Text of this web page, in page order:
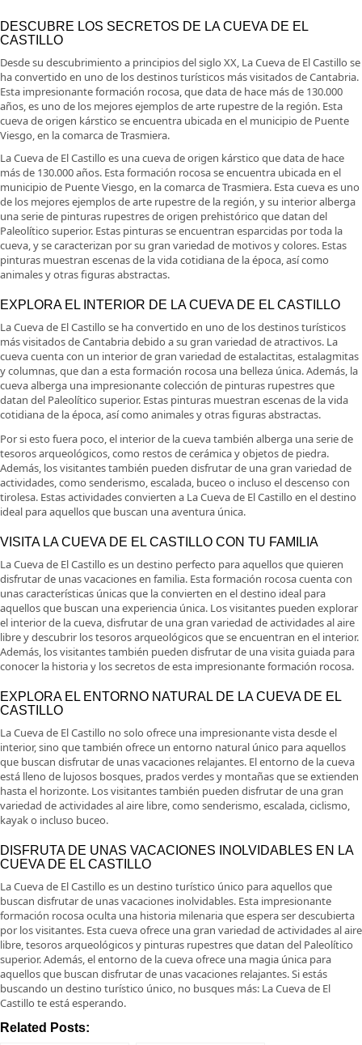
DESCUBRE LOS SECRETOS DE LA CUEVA DE EL
CASTILLO
Desde su descubrimiento a principios del siglo XX, La Cueva de El Castillo se
ha convertido en uno de los destinos turísticos más visitados de Cantabria.
Esta impresionante formación rocosa, que data de hace más de 130.000
años, es uno de los mejores ejemplos de arte rupestre de la región. Esta
cueva de origen kárstico se encuentra ubicada en el municipio de Puente
Viesgo, en la comarca de Trasmiera.
La Cueva de El Castillo es una cueva de origen kárstico que data de hace
más de 130.000 años. Esta formación rocosa se encuentra ubicada en el
municipio de Puente Viesgo, en la comarca de Trasmiera. Esta cueva es uno
de los mejores ejemplos de arte rupestre de la región, y su interior alberga
una serie de pinturas rupestres de origen prehistórico que datan del
Paleolítico superior. Estas pinturas se encuentran esparcidas por toda la
cueva, y se caracterizan por su gran variedad de motivos y colores. Estas
pinturas muestran escenas de la vida cotidiana de la época, así como
animales y otras figuras abstractas.
EXPLORA EL INTERIOR DE LA CUEVA DE EL CASTILLO
La Cueva de El Castillo se ha convertido en uno de los destinos turísticos
más visitados de Cantabria debido a su gran variedad de atractivos. La
cueva cuenta con un interior de gran variedad de estalactitas, estalagmitas
y columnas, que dan a esta formación rocosa una belleza única. Además, la
cueva alberga una impresionante colección de pinturas rupestres que
datan del Paleolítico superior. Estas pinturas muestran escenas de la vida
cotidiana de la época, así como animales y otras figuras abstractas.
Por si esto fuera poco, el interior de la cueva también alberga una serie de
tesoros arqueológicos, como restos de cerámica y objetos de piedra.
Además, los visitantes también pueden disfrutar de una gran variedad de
actividades, como senderismo, escalada, buceo o incluso el descenso con
tirolesa. Estas actividades convierten a La Cueva de El Castillo en el destino
ideal para aquellos que buscan una aventura única.
VISITA LA CUEVA DE EL CASTILLO CON TU FAMILIA
La Cueva de El Castillo es un destino perfecto para aquellos que quieren
disfrutar de unas vacaciones en familia. Esta formación rocosa cuenta con
unas características únicas que la convierten en el destino ideal para
aquellos que buscan una experiencia única. Los visitantes pueden explorar
el interior de la cueva, disfrutar de una gran variedad de actividades al aire
libre y descubrir los tesoros arqueológicos que se encuentran en el interior.
Además, los visitantes también pueden disfrutar de una visita guiada para
conocer la historia y los secretos de esta impresionante formación rocosa.
EXPLORA EL ENTORNO NATURAL DE LA CUEVA DE EL
CASTILLO
La Cueva de El Castillo no solo ofrece una impresionante vista desde el
interior, sino que también ofrece un entorno natural único para aquellos
que buscan disfrutar de unas vacaciones relajantes. El entorno de la cueva
está lleno de lujosos bosques, prados verdes y montañas que se extienden
hasta el horizonte. Los visitantes también pueden disfrutar de una gran
variedad de actividades al aire libre, como senderismo, escalada, ciclismo,
kayak o incluso buceo.
DISFRUTA DE UNAS VACACIONES INOLVIDABLES EN LA
CUEVA DE EL CASTILLO
La Cueva de El Castillo es un destino turístico único para aquellos que
buscan disfrutar de unas vacaciones inolvidables. Esta impresionante
formación rocosa oculta una historia milenaria que espera ser descubierta
por los visitantes. Esta cueva ofrece una gran variedad de actividades al aire
libre, tesoros arqueológicos y pinturas rupestres que datan del Paleolítico
superior. Además, el entorno de la cueva ofrece una magia única para
aquellos que buscan disfrutar de unas vacaciones relajantes. Si estás
buscando un destino turístico único, no busques más: La Cueva de El
Castillo te está esperando.
Related Posts: